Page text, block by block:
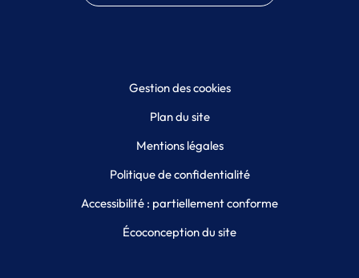
Gestion des cookies
Plan du site
Mentions légales
Politique de confidentialité
Accessibilité : partiellement conforme
Écoconception du site